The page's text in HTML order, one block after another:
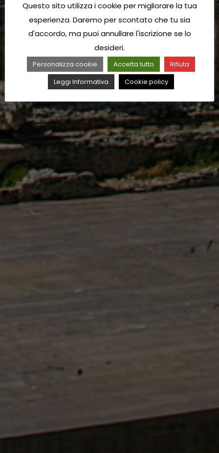
Questo sito utilizza i cookie per migliorare la tua
esperienza. Daremo per scontato che tu sia
d'accordo, ma puoi annullare l'iscrizione se lo
desideri.
Personalizza cookie Accetta tutto
Rifiuta
Leggi Informativa
Cookie policy